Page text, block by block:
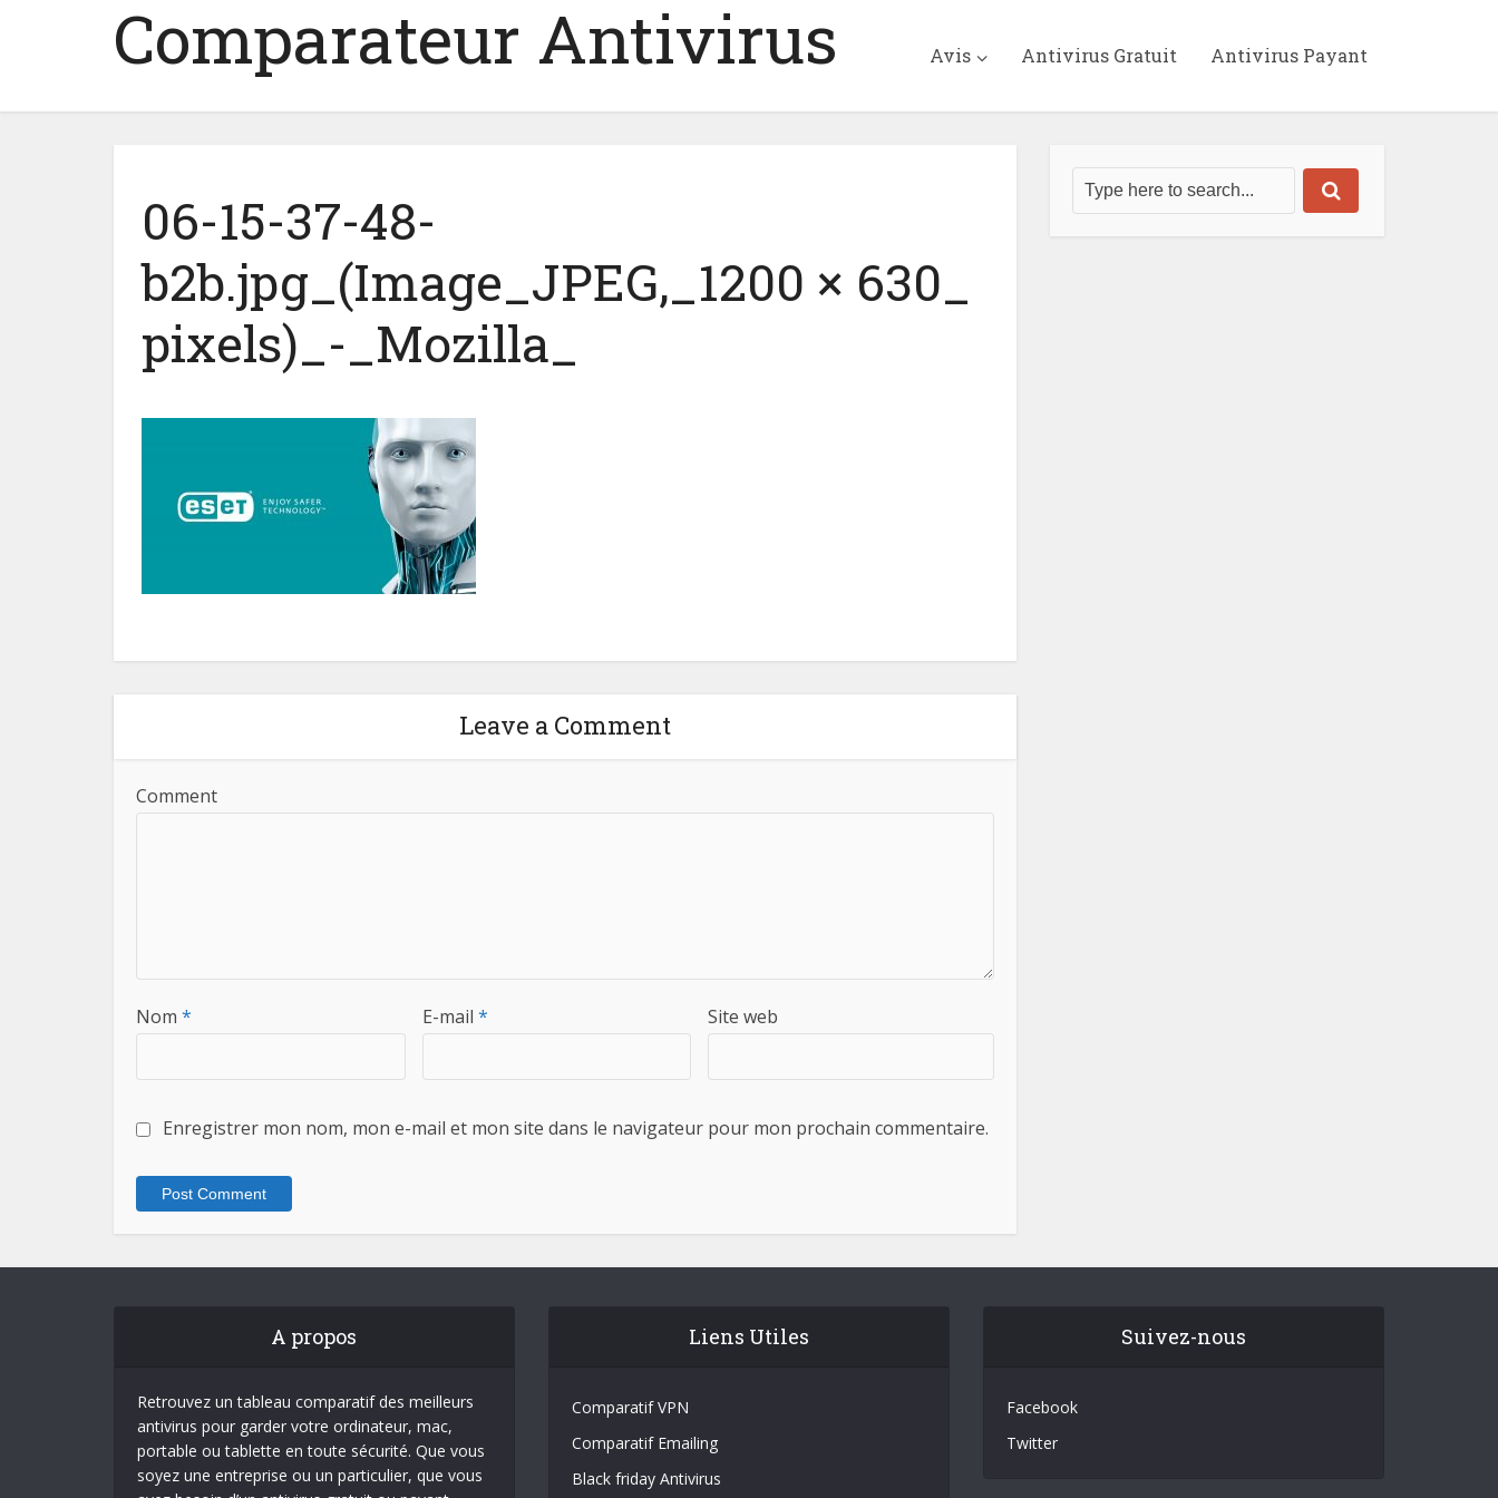
Comparateur Antivirus Avis Antivirus Gratuit Antivirus Payant
06-15-37-48-
b2b.jpg_(Image_JPEG,_1200 × 630_
pixels)_-_Mozilla_
Leave a Comment
Comment
Nom * E-mail * Site web
Enregistrer mon nom, mon e-mail et mon site dans le navigateur pour mon prochain commentaire.
A propos
Retrouvez un tableau comparatif des meilleurs
antivirus pour garder votre ordinateur, mac,
portable ou tablette en toute sécurité. Que vous
soyez une entreprise ou un particulier, que vous
Liens Utiles
Comparatif VPN
Comparatif Emailing
Black friday Antivirus
Suivez-nous
Facebook
Twitter